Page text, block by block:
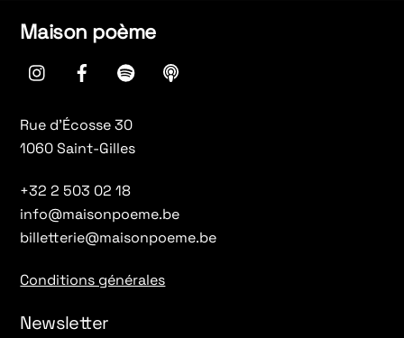
Maison poème
instagramFacebookspotify
Rue d’Écosse 30
1060 Saint-Gilles
+32 2 503 02 18
info@maisonpoeme.be
billetterie@maisonpoeme.be
Conditions générales
Newsletter